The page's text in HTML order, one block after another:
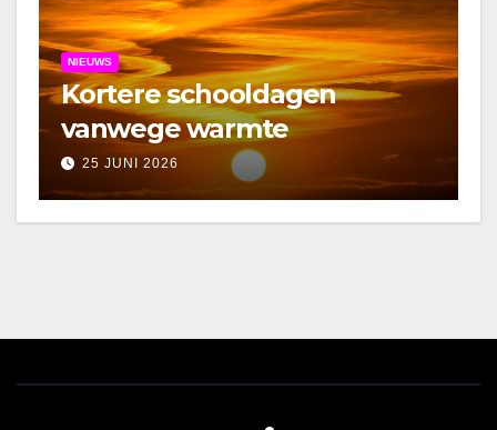
NIEUWS
Kortere schooldagen
vanwege warmte
25 JUNI 2026